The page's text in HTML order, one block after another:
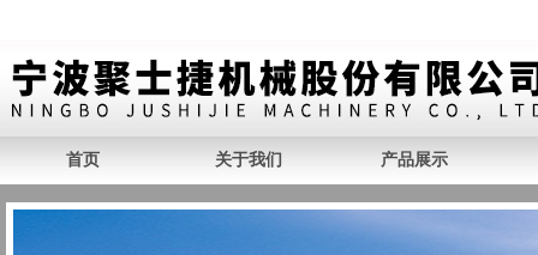
首页 关于我们 产品展示